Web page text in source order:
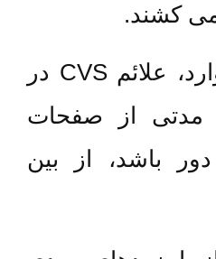
می کشند.
در بسیاری از موارد، علائم CVS در
مدتی از صفحات
باشد، از بین